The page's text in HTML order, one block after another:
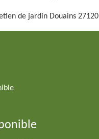
de jardin Douains 27120